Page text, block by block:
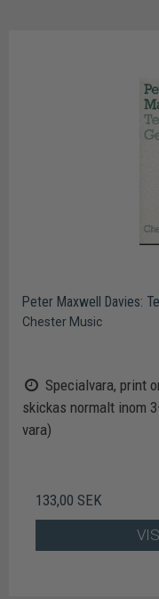
Peter Maxwell Davies:
Chester Music
Specialvara, print
skickas normalt inom
vara)
133,00 SEK